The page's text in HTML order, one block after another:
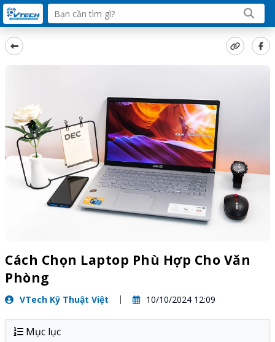
Cách Chọn Laptop Phù Hợp Cho Văn
Phòng
VTech Kỹ Thuật Việt 10/10/2024 12:09
Mục lục